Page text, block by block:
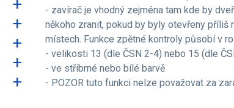
+
+
+
+
- zavírač je vhodný zejména tam kde by
někoho zranit, pokud by byly otevřeny příliš
místech. Funkce zpětné kontroly působí v
- velikosti 13 (dle ČSN 2-4) nebo 15 (dle
- ve stříbrné nebo bílé barvě
- POZOR tuto funkci nelze považovat za